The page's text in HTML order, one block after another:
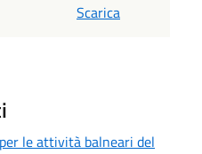
Scarica
le attività balneari del